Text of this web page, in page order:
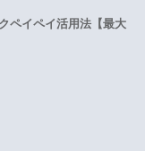
ペイペイ活用法【最大